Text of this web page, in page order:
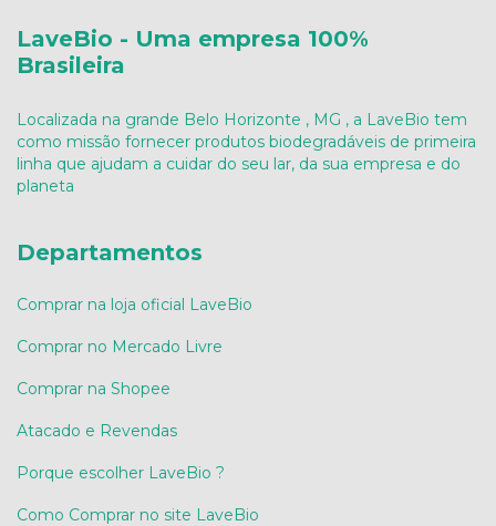
LaveBio - Uma empresa 100%
Brasileira
Localizada na grande Belo Horizonte , MG , a LaveBio tem
como missão fornecer produtos biodegradáveis de primeira
linha que ajudam a cuidar do seu lar, da sua empresa e do
planeta
Departamentos
Comprar na loja oficial LaveBio
Comprar no Mercado Livre
Comprar na Shopee
Atacado e Revendas
Porque escolher LaveBio ?
Como Comprar no site LaveBio